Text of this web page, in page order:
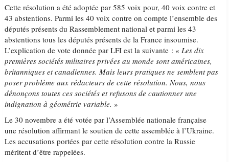
Cette résolution a été adoptée par 585 voix pour, 40 voix contre et
43 abstentions. Parmi les 40 voix contre on compte l’ensemble des
députés présents du Rassemblement national et parmi les 43
abstentions tous les députés présents de la France insoumise.
L’explication de vote donnée par LFI est la suivante : «Les dix
premières sociétés militaires privées au monde sont américaines,
britanniques et canadiennes. Mais leurs pratiques ne semblent pas
poser problème aux rédacteurs de cette résolution. Nous, nous
dénonçons toutes ces sociétés et refusons de cautionner une
indignation à géométrie variable. »
Le 30 novembre a été votée par l’Assemblée nationale française
une résolution affirmant le soutien de cette assemblée à l’Ukraine.
Les accusations portées par cette résolution contre la Russie
méritent d’être rappelées.